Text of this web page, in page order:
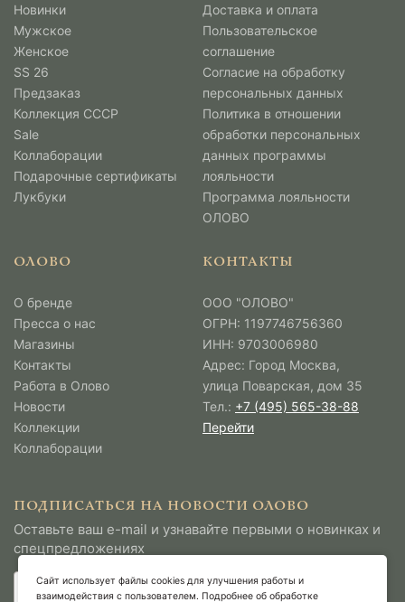
Сайт использует файлы cookies для улучшения работы и
взаимодействия с пользователем. Подробнее об обработке
Новинки
Мужcкое
Женское
SS 26
Предзаказ
Коллекция СССР
Sale
Коллаборации
Подарочные сертификаты
Лукбуки
Доставка и оплата
Пользовательское
соглашение
Согласие на обработку
персональных данных
Политика в отношении
обработки персональных
данных программы
лояльности
Программа лояльности
ОЛОВО
ОЛОВО
О бренде
Пресса о нас
Магазины
Контакты
Работа в Олово
Новости
Коллекции
Коллаборации
КОНТАКТЫ
ООО "ОЛОВО"
ОГРН: 1197746756360
ИНН: 9703006980
Адрес: Город Москва,
улица Поварская, дом 35
Тел.: +7 (495) 565-38-88
Перейти
ПОДПИСАТЬСЯ НА НОВОСТИ ОЛОВО
Оставьте ваш e-mail и узнавайте первыми о новинках и
спецпредложениях